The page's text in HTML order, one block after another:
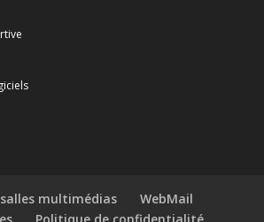
multimédias
WebMail